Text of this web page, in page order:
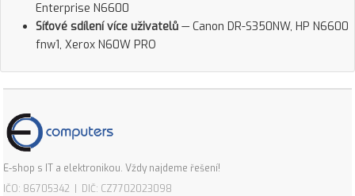
Enterprise N6600
Síťové sdílení více uživatelů — Canon DR-S350NW, HP N6600
fnw1, Xerox N60W PRO
E-shop s IT a elektronikou. Vždy najdeme řešení!
IČO: 86705342 | DIČ: CZ7702023098